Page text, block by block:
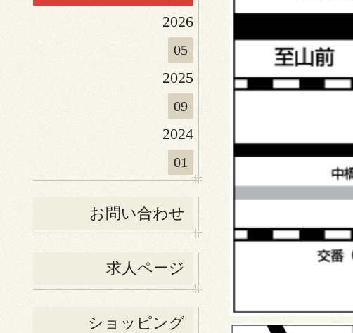
2026
05
2025
09
2024
01
お問い合わせ
求人ページ
ショッピング